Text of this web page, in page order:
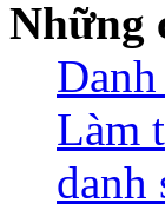
Những
Làm
danh